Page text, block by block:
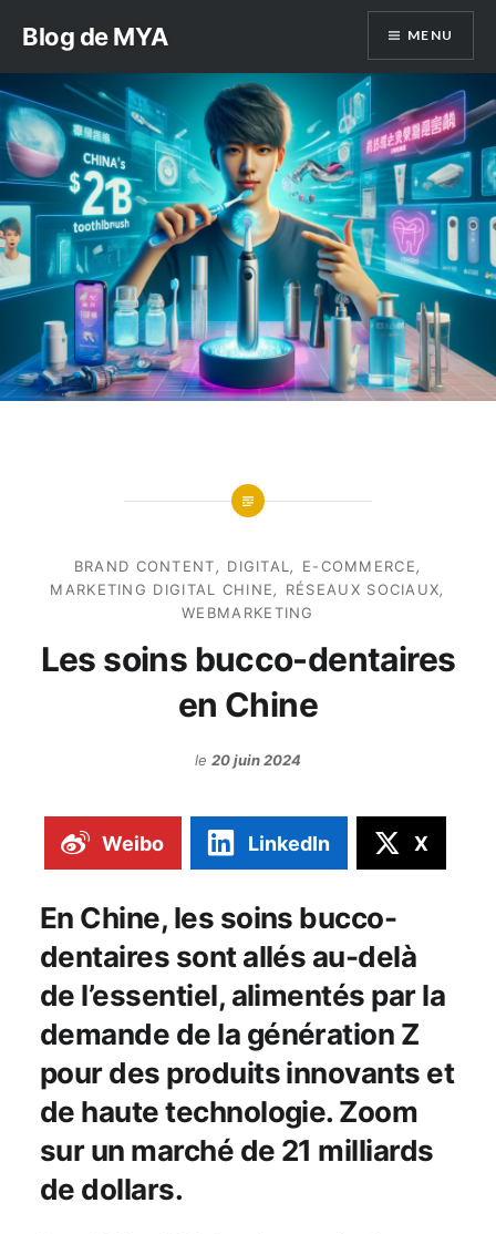
contenu
Blog de MYA MENU
BRAND CONTENT, DIGITAL , E-COMMERCE,
MARKETING DIGITAL CHINE, RÉSEAUX SOCIAUX,
WEBMARKETING
Les soins bucco-dentaires
en Chine
le 20 juin 2024
Weibo LinkedIn X
En Chine, les soins bucco-
dentaires sont allés au-delà
de l’essentiel, alimentés par la
demande de la génération Z
pour des produits innovants et
de haute technologie. Zoom
sur un marché de 21 milliards
de dollars.